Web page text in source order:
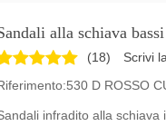
alla schiava
(18)
Scrivi
530 D ROSSO
infradito alla